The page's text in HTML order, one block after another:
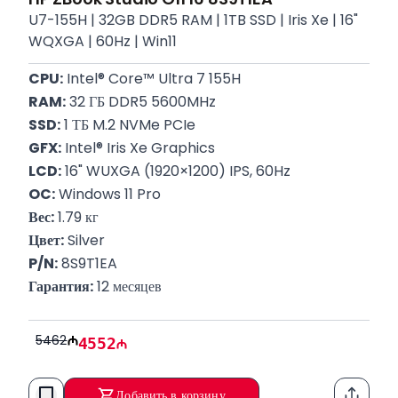
U7-155H | 32GB DDR5 RAM | 1TB SSD | Iris Xe | 16"
WQXGA | 60Hz | Win11
CPU: Intel® Core™ Ultra 7 155H
RAM: 32 ГБ DDR5 5600MHz
SSD: 1 ТБ M.2 NVMe PCIe
GFX: Intel® Iris Xe Graphics
LCD: 16" WUXGA (1920×1200) IPS, 60Hz
OC: Windows 11 Pro
Вес: 1.79 кг
Цвет: Silver
P/N: 8S9T1EA
Гарантия: 12 месяцев
5462 4552